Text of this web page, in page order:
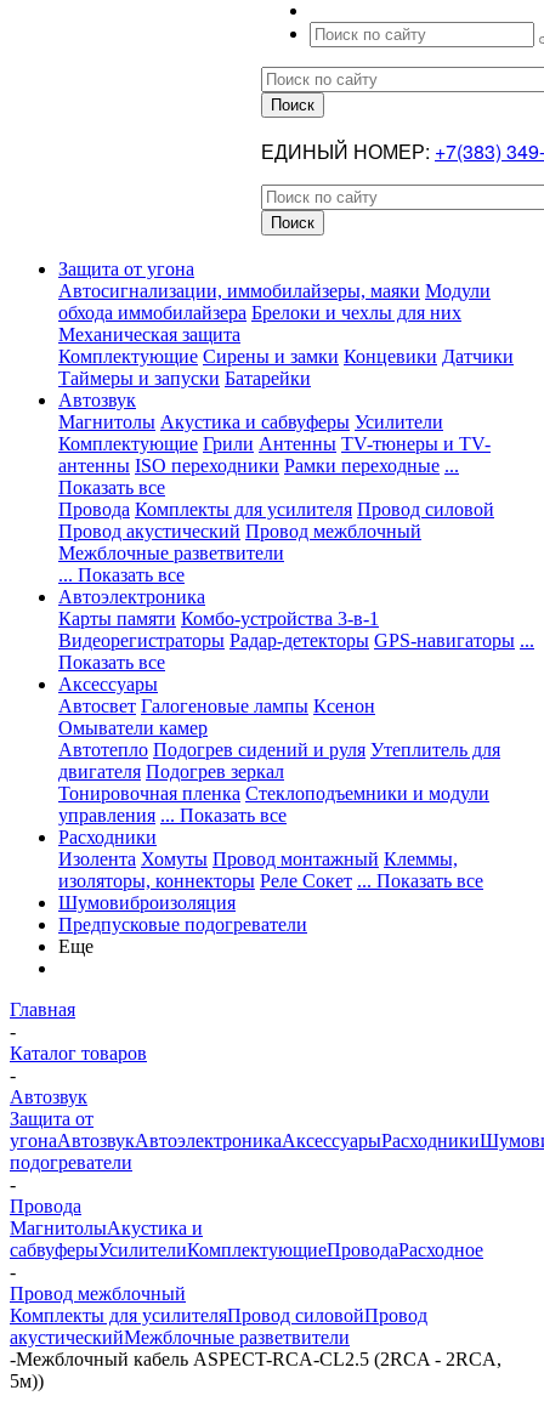
ЕДИНЫЙ НОМЕР: +7(383)
Защита от угона
Автосигнализации, иммобилайзеры, маяки Модули
обхода иммобилайзера Брелоки и чехлы для них
Механическая защита
Комплектующие Сирены и замки Концевики Датчики
Таймеры и запуски Батарейки
Автозвук
Магнитолы Акустика и сабвуферы Усилители
Комплектующие Грили Антенны TV-тюнеры и TV-
антенны ISO переходники Рамки переходные ...
Показать все
Провода Комплекты для усилителя Провод силовой
Провод акустический Провод межблочный
Межблочные разветвители
... Показать все
Автоэлектроника
Карты памяти Комбо-устройства 3-в-1
Видеорегистраторы Радар-детекторы GPS-навигаторы ...
Показать все
Аксессуары
Автосвет Галогеновые лампы Ксенон
Омыватели камер
Автотепло Подогрев сидений и руля Утеплитель для
двигателя Подогрев зеркал
Тонировочная пленка Стеклоподъемники и модули
управления ... Показать все
Расходники
Изолента Хомуты Провод монтажный Клеммы,
изоляторы, коннекторы Реле Сокет ... Показать все
Шумовиброизоляция
Предпусковые подогреватели
Еще
Главная
-
Каталог товаров
-
Автозвук
Защита от
угонаАвтозвукАвтоэлектроникаАксессуарыРасходники
подогреватели
-
Провода
МагнитолыАкустика и
сабвуферыУсилителиКомплектующиеПроводаРасходное
-
Провод межблочный
Комплекты для усилителяПровод силовойПровод
акустическийМежблочные разветвители
-Межблочный кабель ASPECT-RCA-CL2.5 (2RCA - 2RCA,
5м))